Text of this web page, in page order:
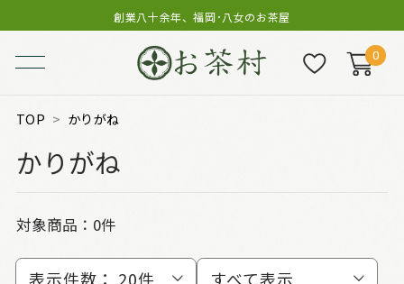
創業八十余年、福岡･八女のお茶屋
0
TOP かりがね
かりがね
対象商品：0件
表示件数： 20件
すべて表示